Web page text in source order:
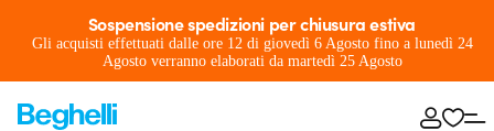
Sospensione spedizioni per chiusura estiva
Gli acquisti effettuati dalle ore 12 di giovedì 6 Agosto fino a lunedì 24
Agosto verranno elaborati da martedì 25 Agosto